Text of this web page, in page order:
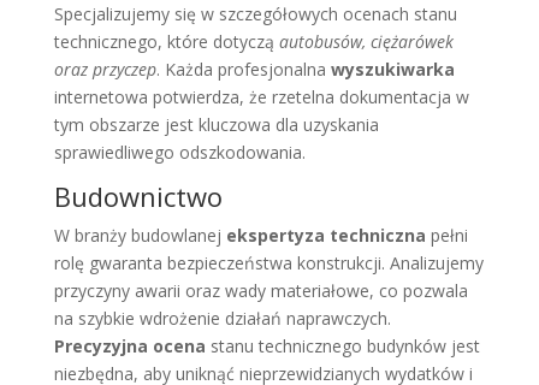
Specjalizujemy się w szczegółowych ocenach stanu
technicznego, które dotyczą autobusów, ciężarówek
oraz przyczep. Każda profesjonalna wyszukiwarka
internetowa potwierdza, że rzetelna dokumentacja w
tym obszarze jest kluczowa dla uzyskania
sprawiedliwego odszkodowania.
Budownictwo
W branży budowlanej ekspertyza techniczna pełni
rolę gwaranta bezpieczeństwa konstrukcji. Analizujemy
przyczyny awarii oraz wady materiałowe, co pozwala
na szybkie wdrożenie działań naprawczych.
Precyzyjna ocena stanu technicznego budynków jest
niezbędna, aby uniknąć nieprzewidzianych wydatków i